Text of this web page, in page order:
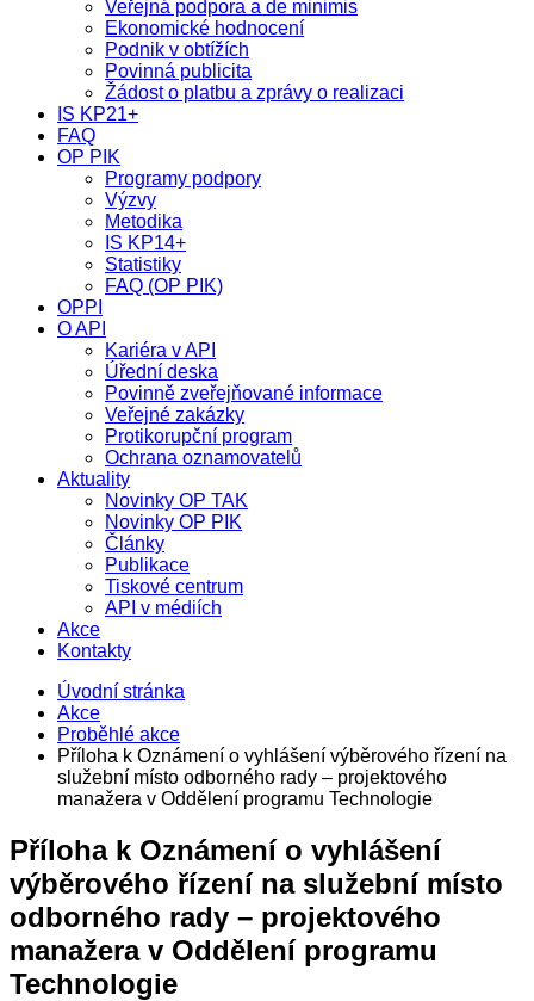
Veřejná podpora a de minimis
Ekonomické hodnocení
Podnik v obtížích
Povinná publicita
Žádost o platbu a zprávy o realizaci
IS KP21+
FAQ
OP PIK
Programy podpory
Výzvy
Metodika
IS KP14+
Statistiky
FAQ (OP PIK)
OPPI
O API
Kariéra v API
Úřední deska
Povinně zveřejňované informace
Veřejné zakázky
Protikorupční program
Ochrana oznamovatelů
Aktuality
Novinky OP TAK
Novinky OP PIK
Články
Publikace
Tiskové centrum
API v médiích
Akce
Kontakty
Úvodní stránka
Akce
Proběhlé akce
Příloha k Oznámení o vyhlášení výběrového řízení na
služební místo odborného rady – projektového
manažera v Oddělení programu Technologie
Příloha k Oznámení o vyhlášení
výběrového řízení na služební místo
odborného rady – projektového
manažera v Oddělení programu
Technologie